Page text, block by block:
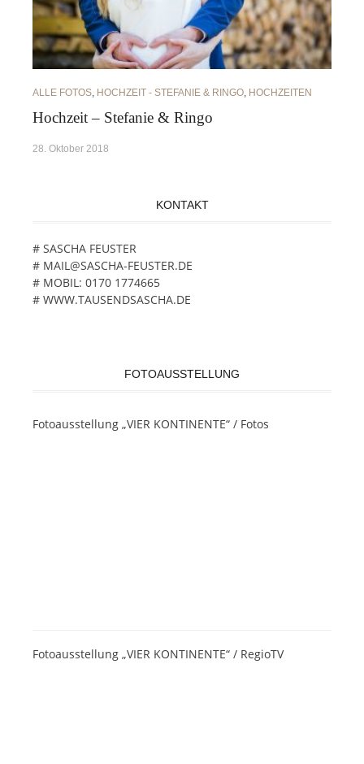
ALLE FOTOS HOCHZEIT - STEFANIE & RINGO HOCHZEITEN
Hochzeit – Stefanie & Ringo
28. Oktober 2018
KONTAKT
# SASCHA FEUSTER
# MAIL@SASCHA-FEUSTER.DE
# MOBIL: 0170 1774665
# WWW.TAUSENDSASCHA.DE
FOTOAUSSTELLUNG
Fotoausstellung „VIER KONTINENTE“ / Fotos
Fotoausstellung „VIER KONTINENTE“ / RegioTV